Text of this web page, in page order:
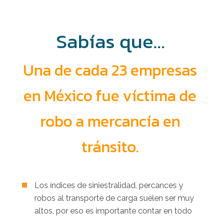
Sabías que…
Una de cada 23 empresas
en México fue víctima de
robo a mercancía en
tránsito.
Los índices de siniestralidad, percances y
robos al transporte de carga suelen ser muy
altos, por eso es importante contar en todo